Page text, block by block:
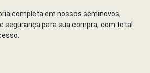
completa em nossos seminovos,
segurança para sua compra, com total